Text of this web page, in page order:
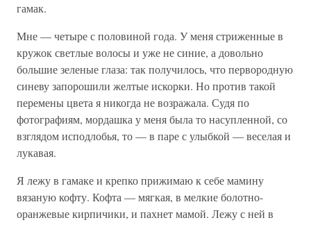
гамак.
Мне — четыре с половиной года. У меня стриженные в
кружок светлые волосы и уже не синие, а довольно
большие зеленые глаза: так получилось, что первородную
синеву запорошили желтые искорки. Но против такой
перемены цвета я никогда не возражала. Судя по
фотографиям, мордашка у меня была то насупленной, со
взглядом исподлобья, то — в паре с улыбкой — веселая и
лукавая.
Я лежу в гамаке и крепко прижимаю к себе мамину
вязаную кофту. Кофта — мягкая, в мелкие болотно-
оранжевые кирпичики, и пахнет мамой. Лежу с ней в